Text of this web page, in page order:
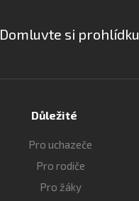
Domluvte si prohlídku
Důležité
Pro uchazeče
Pro rodiče
Pro žáky